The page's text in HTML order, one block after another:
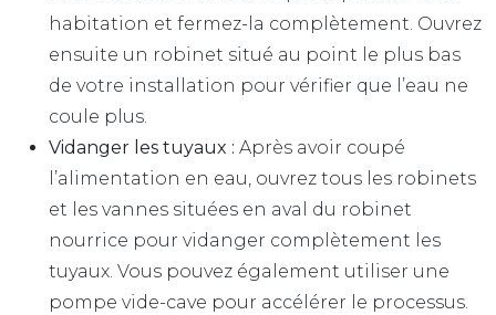
habitation et fermez-la complètement. Ouvrez
ensuite un robinet situé au point le plus bas
de votre installation pour vérifier que l’eau ne
coule plus.
Vidanger les tuyaux : Après avoir coupé
l’alimentation en eau, ouvrez tous les robinets
et les vannes situées en aval du robinet
nourrice pour vidanger complètement les
tuyaux. Vous pouvez également utiliser une
pompe vide-cave pour accélérer le processus.